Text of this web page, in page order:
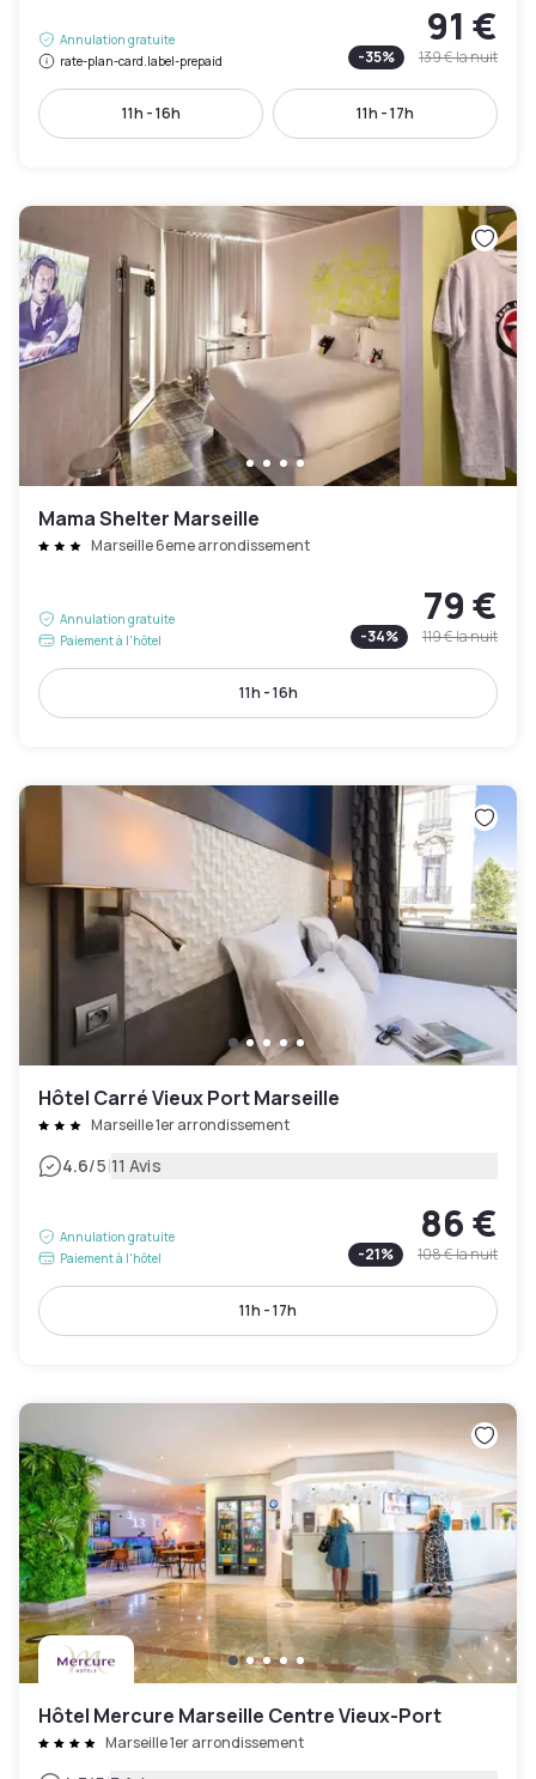
Annulation gratuite
rate-plan-card.label-prepaid
91 €
-35% 139 €la nuit
11h - 16h 11h - 17h
Mama Shelter Marseille
Marseille 6eme arrondissement
Annulation gratuite
Paiement à l'hôtel
79 €
-34% 119 €la nuit
11h - 16h
Hôtel Carré Vieux Port Marseille
Marseille 1er arrondissement
4.6/5|11 Avis
Annulation gratuite
Paiement à l'hôtel
86 €
-21% 108 €la nuit
11h - 17h
Hôtel Mercure Marseille Centre Vieux-Port
Marseille 1er arrondissement